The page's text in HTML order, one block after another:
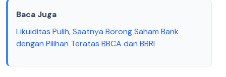
Baca Juga
Likuiditas Pulih, Saatnya Borong Saham Bank
dengan Pilihan Teratas BBCA dan BBRI